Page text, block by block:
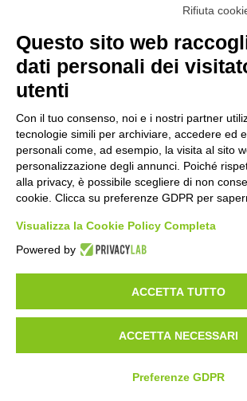
©2020 GFBONLUS.IT - GRUPPO FAMILIARI BETA-
+39 328 0075986 INFO@BETA-
Made byNoratech
PRIVACY POLICY COOKIE
Rifiuta
Questo sito web
dati personali dei
utenti
Con il tuo consenso, noi e i nostri partner
tecnologie simili per archiviare, accedere ed
personali come, ad esempio, la visita al sito
personalizzazione degli annunci. Poiché
alla privacy, è possibile scegliere di non
cookie. Clicca su preferenze GDPR per
Visualizza la Cookie Policy Completa
Powered by
ACCETTA TUTTO
ACCETTA NECESSARI
Preferenze GDPR